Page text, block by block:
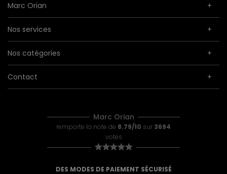
Marc Orian
Nos services
Nos catégories
Contact
Marc Orian
remporte la note de 8.79/10 sur 3694
votes
DES MODES DE PAIEMENT SÉCURISÉ